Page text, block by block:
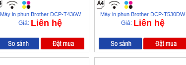
Máy in phun Brother DCP-T436W
Giá: Liên hệ
Máy in phun Brother DCP-T530DW
Giá: Liên hệ